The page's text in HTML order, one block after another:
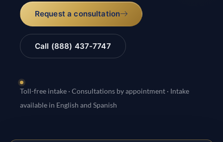
Request a consultation
Call (888) 437-7747
Toll-free intake · Consultations by appointment · Intake
available in English and Spanish